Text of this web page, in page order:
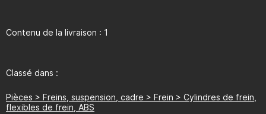
Contenu de la livraison : 1
Classé dans :
Pièces > Freins, suspension, cadre > Frein > Cylindres de frein,
flexibles de frein, ABS